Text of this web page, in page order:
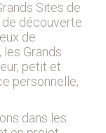
Sites de
découverte
de
Grands
petit et
personnelle,
dans les